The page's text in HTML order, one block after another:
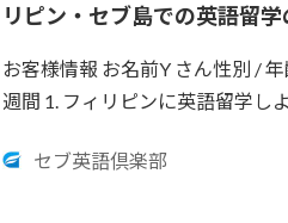
リピン・セブ島での英語留
お客様情報 お名前Y さん性別 /
週間 1. フィリピンに英語留学し
セブ英語倶楽部